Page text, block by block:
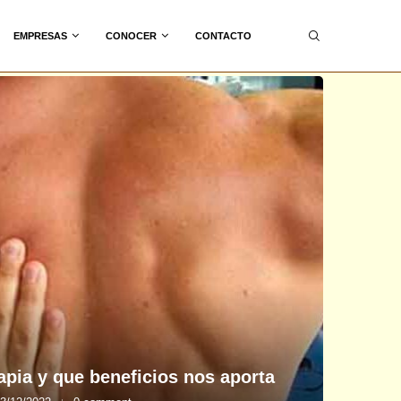
EMPRESAS CONOCER CONTACTO
y que beneficios nos aporta